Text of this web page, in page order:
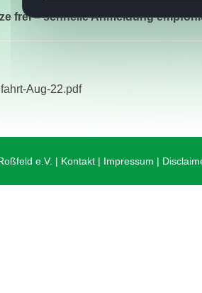
frei – schnelle Anmeldung
Aug-22.pdf
e.V. | Kontakt | Impressum |
Matomo (Piwik)